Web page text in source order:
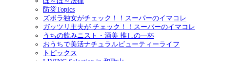
防災Topics
ズボラ独女がチェック！！スーパーのイマコレ
ガッツリ主夫が チェック！！スーパーのイマコレ
うちの飲みニスト・酒美 推しの一杯
おうちで美活ナチュラルビューティーライフ
トピックス